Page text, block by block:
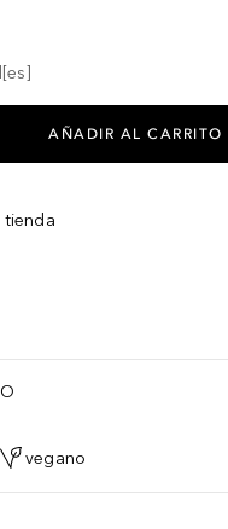
AÑADIR AL CARRITO
tienda
vegano